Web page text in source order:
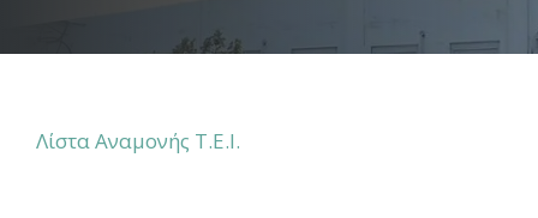
Λίστα Αναμονής Τ.Ε.Ι.